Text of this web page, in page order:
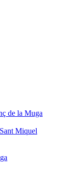
de la Muga
Miquel